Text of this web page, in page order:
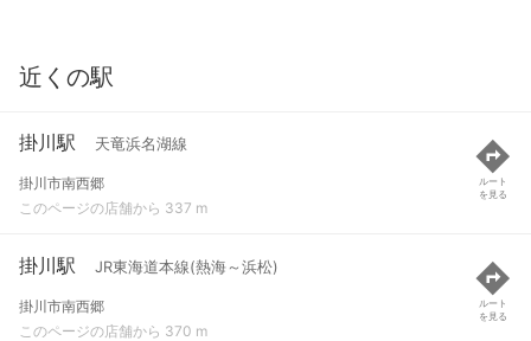
近くの駅
掛川駅 天竜浜名湖線
掛川市南西郷
このページの店舗から 337 m
ルート
を見る
掛川駅 JR東海道本線(熱海～浜松)
掛川市南西郷
このページの店舗から 370 m
ルート
を見る